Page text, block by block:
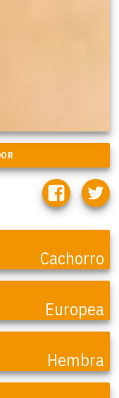
Cachorro
Europea
Hembra